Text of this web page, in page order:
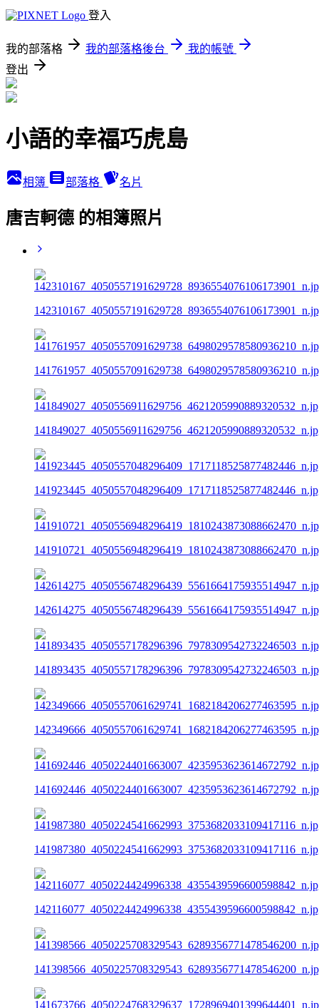
登入
我的部落格 我的部落格後台
我的帳號
登出
小語的幸福巧虎島
相簿 部落格 名片
唐吉軻德 的相簿照片